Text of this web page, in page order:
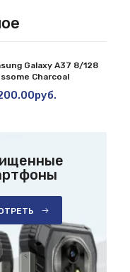
Galaxy A37 8/128
Charcoal